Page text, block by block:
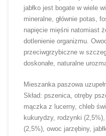
jabłko jest bogate w wiele
mineralne, głównie potas,
napięcie mięśni natomiast
dotlenienie organizmu.
przeciwgrzybiczne w
doskonałe, naturalne
Mieszanka paszowa
Skład: pszenica, otręby
mączka z lucerny, chleb
kukurydzy, rodzynki
(2,5%), owoc jarzębiny,